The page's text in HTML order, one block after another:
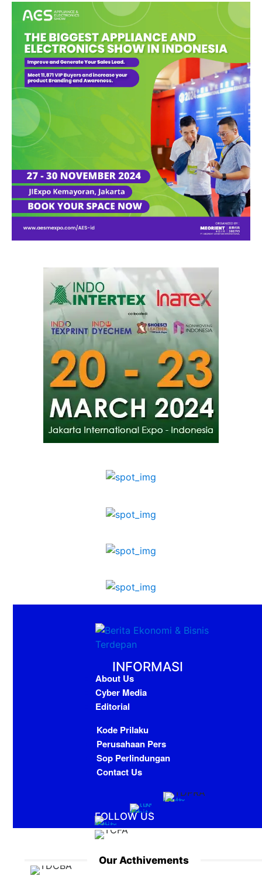
INFORMASI
About Us
Cyber Media
Editorial
Kode Prilaku
Perusahaan Pers
Sop Perlindungan
Contact Us
FOLLOW US
Our Acthivements